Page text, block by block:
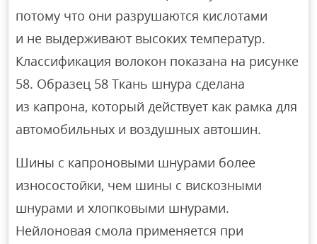
потому что они разрушаются кислотами
и не выдерживают высоких температур.
Классификация волокон показана на рисунке
58. Образец 58 Ткань шнура сделана
из капрона, который действует как рамка для
автомобильных и воздушных автошин.
Шины с капроновыми шнурами более
износостойки, чем шины с вискозными
шнурами и хлопковыми шнурами.
Нейлоновая смола применяется при